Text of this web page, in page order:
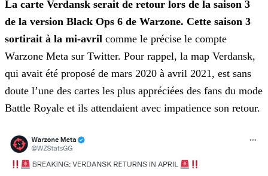
La carte Verdansk serait de retour lors de la saison 3
de la version Black Ops 6 de Warzone. Cette saison 3
sortirait à la mi-avril comme le précise le compte
Warzone Meta sur Twitter. Pour rappel, la map Verdansk,
qui avait été proposé de mars 2020 à avril 2021, est sans
doute l’une des cartes les plus appréciées des fans du mode
Battle Royale et ils attendaient avec impatience son retour.